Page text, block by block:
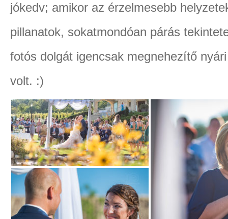
jókedv; amikor az érzelmesebb
pillanatok, sokatmondóan párás
fotós dolgát igencsak megnehezítő
volt. :)